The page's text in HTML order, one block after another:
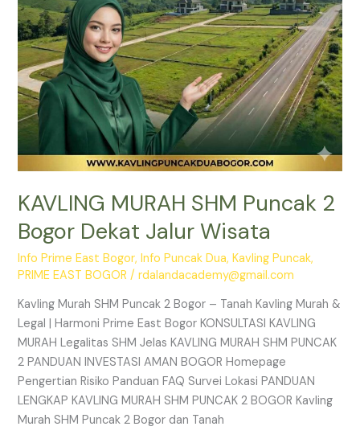
KAVLING MURAH SHM Puncak 2
Bogor Dekat Jalur Wisata
Info Prime East Bogor,Info Puncak Dua,Kavling Puncak,
PRIME EAST BOGOR /rdalandacademy@gmail.com
Kavling Murah SHM Puncak 2 Bogor – Tanah Kavling Murah &
Legal | Harmoni Prime East Bogor KONSULTASI KAVLING
MURAH Legalitas SHM Jelas KAVLING MURAH SHM PUNCAK
2 PANDUAN INVESTASI AMAN BOGOR Homepage
Pengertian Risiko Panduan FAQ Survei Lokasi PANDUAN
LENGKAP KAVLING MURAH SHM PUNCAK 2 BOGOR Kavling
Murah SHM Puncak 2 Bogor dan Tanah
Wisata